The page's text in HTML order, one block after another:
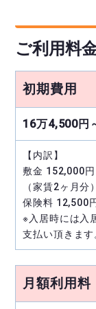
ご利用料
初期費用
16万4,500円
【内訳】
敷金 152,000
（家賃2ヶ月分）
保険料 12,500
※入居時には入
支払い頂きます
月額利用料